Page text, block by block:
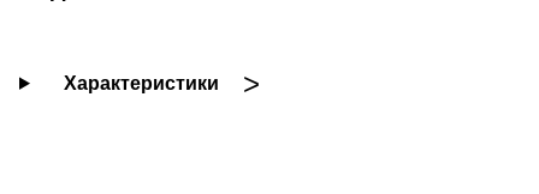
Характеристики